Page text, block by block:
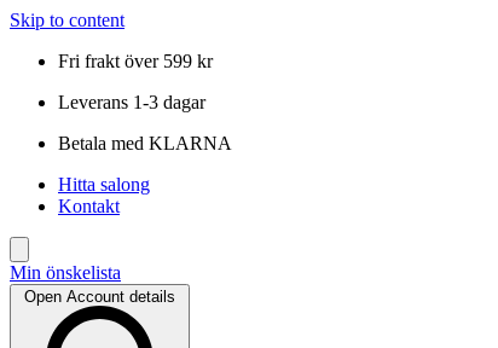
Skip to content
Fri frakt över 599 kr
Leverans 1-3 dagar
Betala med KLARNA
Hitta salong
Kontakt
Min önskelista
Open Account details